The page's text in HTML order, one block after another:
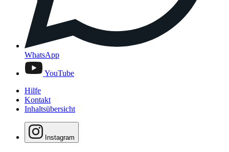
WhatsApp
YouTube
Hilfe
Kontakt
Inhaltsübersicht
Instagram